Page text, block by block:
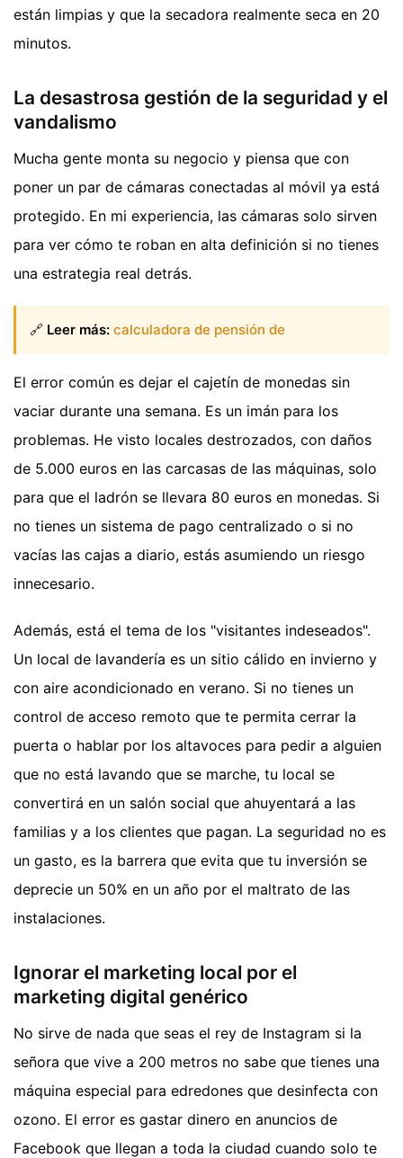
están limpias y que la secadora realmente seca en 20
minutos.
La desastrosa gestión de la seguridad y el
vandalismo
Mucha gente monta su negocio y piensa que con
poner un par de cámaras conectadas al móvil ya está
protegido. En mi experiencia, las cámaras solo sirven
para ver cómo te roban en alta definición si no tienes
una estrategia real detrás.
🔗 Leer más: calculadora de pensión de
El error común es dejar el cajetín de monedas sin
vaciar durante una semana. Es un imán para los
problemas. He visto locales destrozados, con daños
de 5.000 euros en las carcasas de las máquinas, solo
para que el ladrón se llevara 80 euros en monedas. Si
no tienes un sistema de pago centralizado o si no
vacías las cajas a diario, estás asumiendo un riesgo
innecesario.
Además, está el tema de los "visitantes indeseados".
Un local de lavandería es un sitio cálido en invierno y
con aire acondicionado en verano. Si no tienes un
control de acceso remoto que te permita cerrar la
puerta o hablar por los altavoces para pedir a alguien
que no está lavando que se marche, tu local se
convertirá en un salón social que ahuyentará a las
familias y a los clientes que pagan. La seguridad no es
un gasto, es la barrera que evita que tu inversión se
deprecie un 50% en un año por el maltrato de las
instalaciones.
Ignorar el marketing local por el
marketing digital genérico
No sirve de nada que seas el rey de Instagram si la
señora que vive a 200 metros no sabe que tienes una
máquina especial para edredones que desinfecta con
ozono. El error es gastar dinero en anuncios de
Facebook que llegan a toda la ciudad cuando solo te